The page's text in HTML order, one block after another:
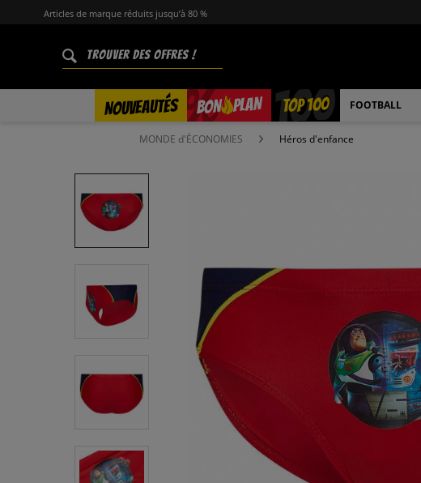
Articles de marque réduits jusqu’à 80 %
NOUVEAUTÉS BON PLAN
% TOP 100 FOOTBALL
MONDE d'ÉCONOMIES Héros d'enfance